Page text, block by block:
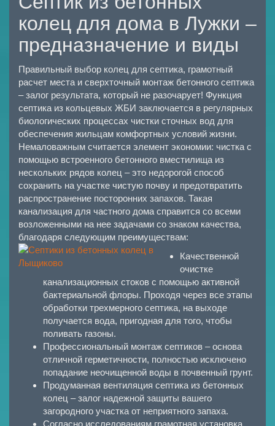
колец для дома в Лужки –
предназначение и виды
Правильный выбор колец для септика, грамотный
расчет места и сверхточный монтаж бетонного септика
– залог результата, который не разочарует! Функция
септика из кольцевых ЖБИ заключается в регулярных
биологических процессах чистки сточных вод для
обеспечения жильцам комфортных условий жизни.
Немаловажным считается элемент экономии: чистка с
помощью встроенного бетонного вместилища из
нескольких рядов колец – это недорогой способ
сохранить на участке чистую почву и предотвратить
распространение посторонних запахов. Такая
канализация для частного дома справится со всеми
возложенными на нее задачами со знаком качества,
благодаря следующим преимуществам:
Качественной
очистке
канализационных стоков с помощью активной
бактериальной флоры. Проходя через все этапы
обработки трехмерного септика, на выходе
получается вода, пригодная для того, чтобы
поливать газоны.
Профессиональный монтаж септиков – основа
отличной герметичности, полностью исключено
попадание неочищенной воды в почвенный грунт.
Продуманная вентиляция септика из бетонных
колец – залог надежной защиты вашего
загородного участка от неприятного запаха.